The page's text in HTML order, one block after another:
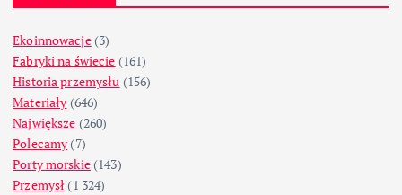
Ekoinnowacje(3)
Fabryki na świecie (161)
Historia przemysłu (156)
Materiały (646)
Największe (260)
Polecamy (7)
Porty morskie(143)
Przemysł (1 324)